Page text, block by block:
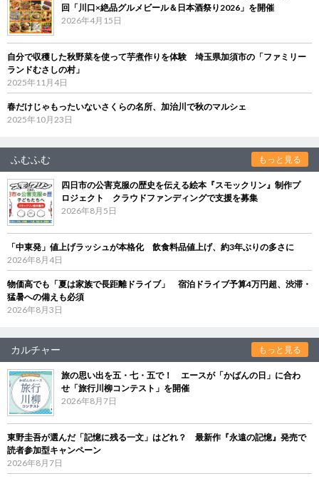
回「川口×絶品グルメビール＆日本酒祭り2026」を開催
2026年4月15日
自分で収穫した秋野菜を使って芋煮作りを体験 埼玉県加須市の「ファミリー
ランドむさしの村」
2025年11月4日
春だけじゃもったいないさくらの名所、加治川で秋のマルシェ
2025年10月23日
ふむふむ もっと見る
四日市の公害克服の歴史を伝える絵本『スモックリン』制作プ
ロジェクト クラウドファンディングで支援を募集
2026年8月5日
「中東発」値上げラッシュが本格化 飲食料品値上げ、約3年ぶりの多さに
2026年8月4日
物価高でも「夏は家族で長距離ドライブ」 宿泊ドライブ予算4万円超、渋滞・
猛暑への備えも必須
2026年8月3日
カルチャー もっと見る
旅の思い出を五・七・五で！ エースが「かばんの日」に合わ
せ「旅行川柳コンテスト」を開催
2026年8月7日
東野圭吾が選んだ「記憶に残る一文」はどれ？ 最新作『永遠の記憶』発売で
読者参加型キャンペーン
2026年8月7日